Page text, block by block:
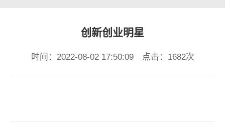
创新创业明星
时间：2022-08-02 17:50:09 点击：1682次